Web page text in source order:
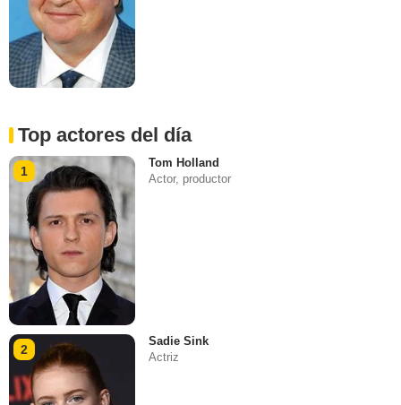
Top actores del día
1
Tom Holland
Actor, productor
2
Sadie Sink
Actriz